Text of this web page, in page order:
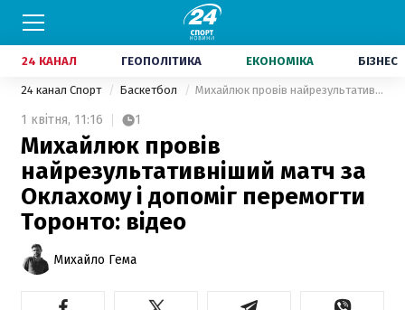
24 КАНАЛ ГЕОПОЛІТИКА ЕКОНОМІКА БІЗНЕС
24 канал Спорт Баскетбол Михайлюк провів найрезультативніший матч за Оклахому і допоміг перемогти Торонто: відео
1 квітня, 11:16 1
Михайлюк провів
найрезультативніший матч за
Оклахому і допоміг перемогти
Торонто: відео
Михайло Гема